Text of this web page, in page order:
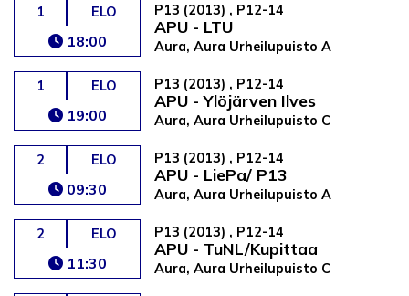
1 ELO
18:00
P13 (2013) , P12-14
APU - LTU
Aura, Aura Urheilupuisto A
1 ELO
19:00
P13 (2013) , P12-14
APU - Ylöjärven Ilves
Aura, Aura Urheilupuisto C
2 ELO
09:30
P13 (2013) , P12-14
APU - LiePa/ P13
Aura, Aura Urheilupuisto A
2 ELO
11:30
P13 (2013) , P12-14
APU - TuNL/Kupittaa
Aura, Aura Urheilupuisto C